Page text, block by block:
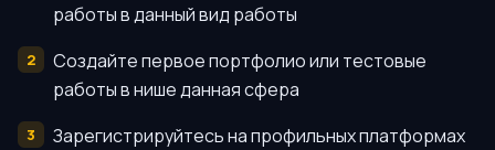
работы в данный вид работы
Создайте первое портфолио или тестовые
работы в нише данная сфера
Зарегистрируйтесь на профильных платформах